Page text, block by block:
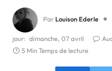
Par Louison Ederle
jour: dimanche, 07 avril
5 Min Temps de lecture